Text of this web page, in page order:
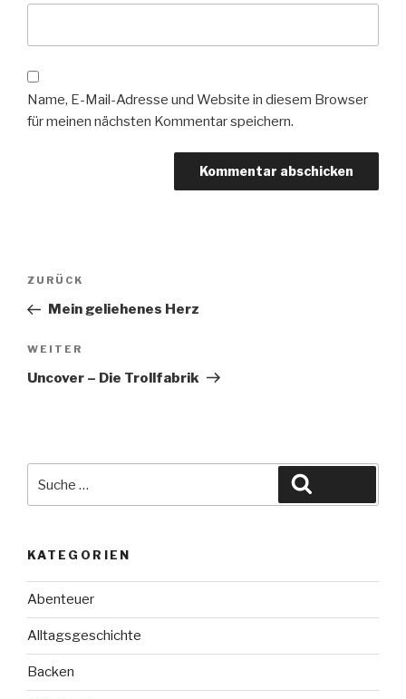
Name, E-Mail-Adresse und Website in diesem Browser
für meinen nächsten Kommentar speichern.
Beitragsnavigation
Vorheriger
Beitrag
ZURÜCK
Mein geliehenes Herz
Nächster
Beitrag
WEITER
Uncover – Die Trollfabrik
nach:
KATEGORIEN
Abenteuer
Alltagsgeschichte
Backen